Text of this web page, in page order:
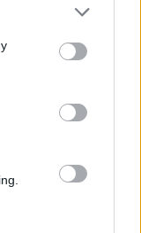
or more Google
You may click to
party tags to
in below Google
Fascì